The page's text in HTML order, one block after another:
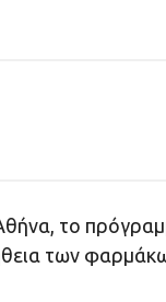
το
των